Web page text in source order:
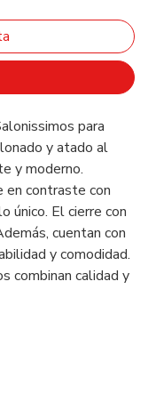
para
y atado al
y moderno.
en contraste con
único. El cierre con
cuentan con
y comodidad.
combinan calidad y